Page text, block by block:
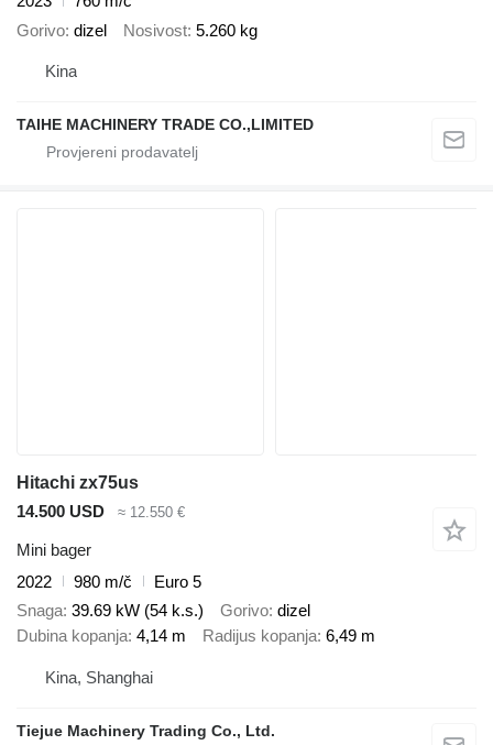
Gorivo dizel Nosivost 5.260 kg
Kina
TAIHE MACHINERY TRADE CO.,LIMITED
Hitachi zx75us
14.500 USD
≈ 12.550 €
Mini bager
2022
980 m/č
Euro 5
Snaga 39.69 kW (54 k.s.) Gorivo dizel
Dubina kopanja 4,14 m Radijus kopanja 6,49 m
Kina, Shanghai
Tiejue Machinery Trading Co., Ltd.